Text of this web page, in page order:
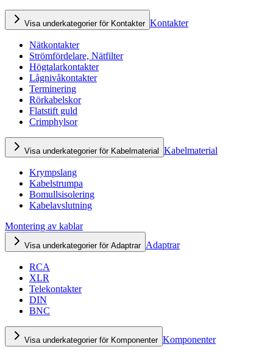
Visa underkategorier för Kontakter Kontakter
Nätkontakter
Strömfördelare, Nätfilter
Högtalarkontakter
Lågnivåkontakter
Terminering
Rörkabelskor
Flatstift guld
Crimphylsor
Visa underkategorier för Kabelmaterial Kabelmaterial
Krympslang
Kabelstrumpa
Bomullsisolering
Kabelavslutning
Montering av kablar
Visa underkategorier för Adaptrar Adaptrar
RCA
XLR
Telekontakter
DIN
BNC
Visa underkategorier för Komponenter Komponenter